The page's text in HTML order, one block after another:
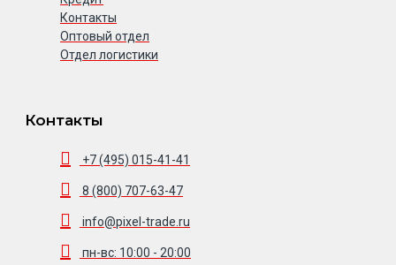
Контакты
Оптовый отдел
Отдел логистики
Контакты
+7 (495) 015-41-41
8 (800) 707-63-47
info@pixel-trade.ru
пн-вс: 10:00 - 20:00